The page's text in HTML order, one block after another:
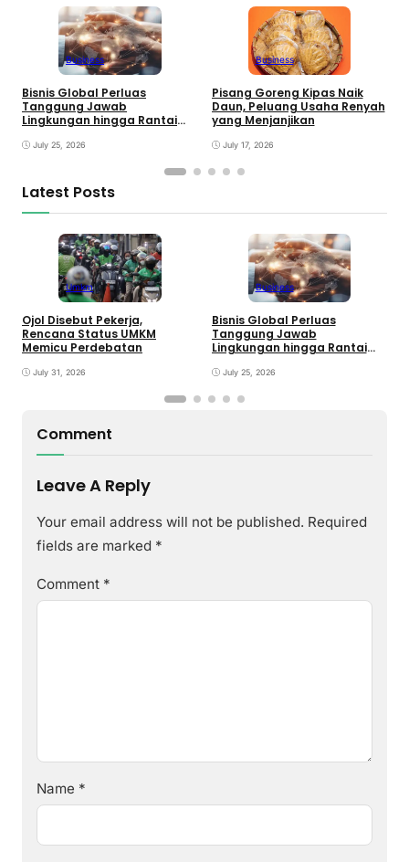
Business
Bisnis Global Perluas
Tanggung Jawab
Lingkungan hingga Rantai
July 25, 2026
Business
Pisang Goreng Kipas Naik
Daun, Peluang Usaha Renyah
yang Menjanjikan
July 17, 2026
Latest Posts
Umkm
Ojol Disebut Pekerja,
Rencana Status UMKM
Memicu Perdebatan
July 31, 2026
Business
Bisnis Global Perluas
Tanggung Jawab
Lingkungan hingga Rantai
July 25, 2026
Comment
Leave A Reply
Your email address will not be published. Required
fields are marked *
Comment *
Name *